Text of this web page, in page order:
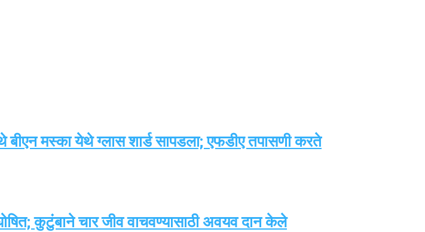
मस्का येथे ग्लास शार्ड सापडला; एफडीए तपासणी करते
कुटुंबाने चार जीव वाचवण्यासाठी अवयव दान केले